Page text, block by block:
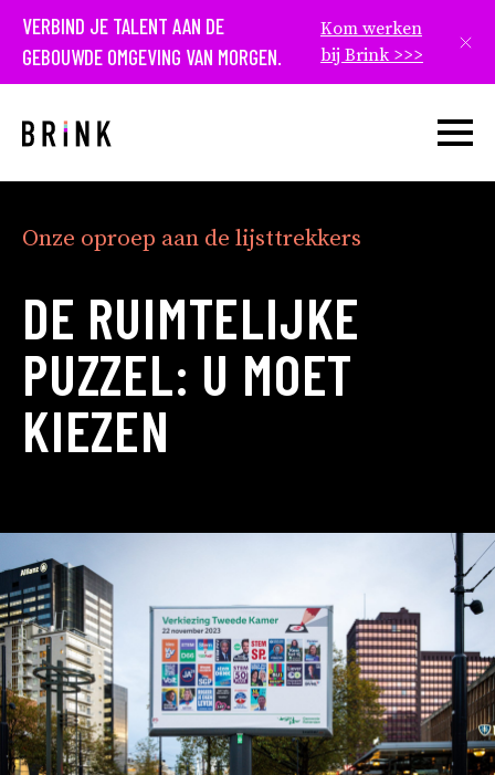
VERBIND JE TALENT AAN DE
GEBOUWDE OMGEVING VAN MORGEN.
Kom werken
bij Brink >>>
Open
Onze oproep aan de lijsttrekkers
DE RUIMTELIJKE
PUZZEL: U MOET
KIEZEN